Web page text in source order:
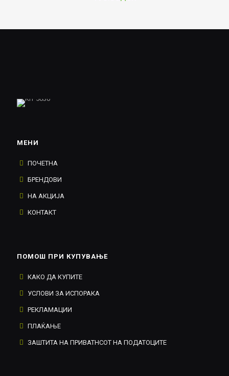
МЕНИ
ПОЧЕТНА
БРЕНДОВИ
НА АКЦИЈА
КОНТАКТ
ПОМОШ ПРИ КУПУВАЊЕ
КАКО ДА КУПИТЕ
УСЛОВИ ЗА ИСПОРАКА
РЕКЛАМАЦИИ
ПЛАЌАЊЕ
ЗАШТИТА НА ПРИВАТНСОТ НА ПОДАТОЦИТЕ